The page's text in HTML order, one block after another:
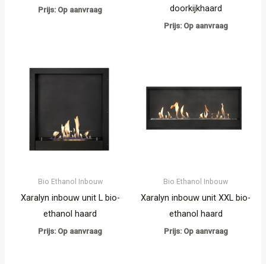
Prijs: Op aanvraag doorkijkhaard
Prijs: Op aanvraag
Bio Ethanol Inbouw
Xaralyn inbouw unit L bio-
ethanol haard
Prijs: Op aanvraag
Bio Ethanol Inbouw
Xaralyn inbouw unit XXL bio-
ethanol haard
Prijs: Op aanvraag